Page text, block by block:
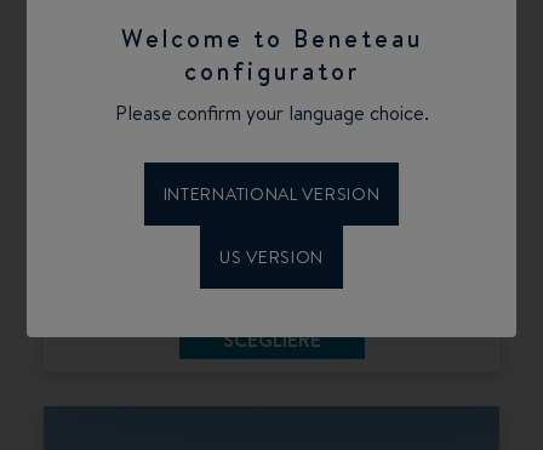
Welcome to Beneteau
configurator
Please confirm your language choice.
INTERNATIONAL VERSION
US VERSION
SCEGLIERE